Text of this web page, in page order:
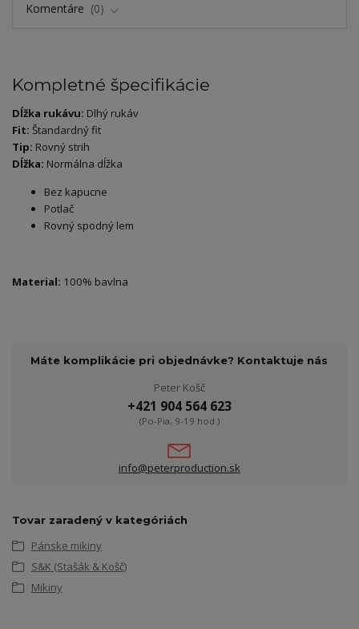
Komentáre
0
Kompletné špecifikácie
Dĺžka rukávu: Dlhý rukáv
Fit: Štandardný fit
Tip: Rovný strih
Dĺžka: Normálna dĺžka
Bez kapucne
Potlač
Rovný spodný lem
Material: 100% bavlna
Máte komplikácie pri objednávke? Kontaktuje nás
Peter Košč
+421 904 564 623
(Po-Pia, 9-19 hod.)
info@peterproduction.sk
Tovar zaradený v kategóriách
Pánske mikiny
S&K (Stašák & Košč)
Mikiny